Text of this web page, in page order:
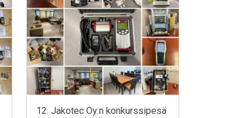
12. Jakotec Oy:n konkurssipesä